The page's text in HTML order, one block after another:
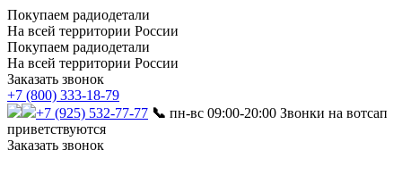
Покупаем радиодетали
На всей территории России
Покупаем радиодетали
На всей территории России
Заказать звонок
+7 (800) 333-18-79
+7 (925) 532-77-77 📞 пн-вс 09:00-20:00 Звонки на вотсап
приветствуются
Заказать звонок